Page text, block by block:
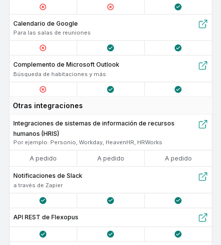
Calendario de Google
Para las salas de reuniones
Complemento de Microsoft Outlook
Búsqueda de habitaciones y más
Otras integraciones
Integraciones de sistemas de información de recursos
humanos (HRIS)
Por ejemplo: Personio, Workday, HeavenHR, HRWorks
A pedido A pedido A pedido
Notificaciones de Slack
a través de Zapier
API REST de Flexopus